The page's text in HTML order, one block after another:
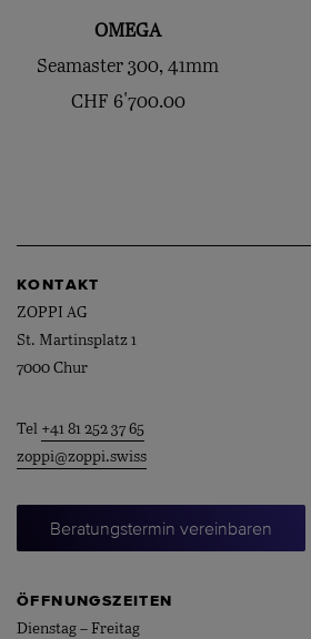
OMEGA
Seamaster 300, 41mm
CHF 6'700.00
KONTAKT
ZOPPI AG
St. Martinsplatz 1
7000 Chur
Tel +41 81 252 37 65
zoppi@zoppi.swiss
Beratungstermin vereinbaren
ÖFFNUNGSZEITEN
Dienstag – Freitag